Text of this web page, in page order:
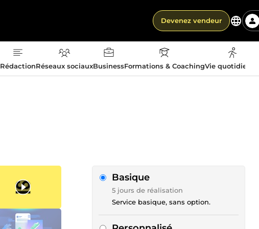
Devenez vendeur
RédactionRéseaux sociauxBusinessFormations & CoachingVie
Basique
5 jours de réalisation
Service basique, sans option.